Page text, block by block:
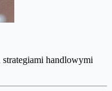
handlowymi